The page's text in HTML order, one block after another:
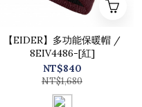
【EIDER】多功能保暖帽 /
8EIV4486-[紅]
NT$840
NT$1,680